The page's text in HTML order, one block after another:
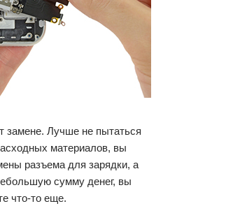
замене. Лучше не пытаться
материалов, вы
разъема для зарядки, а
сумму денег, вы
что-то еще.